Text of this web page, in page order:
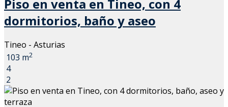
Piso en venta en Tineo, con 4
dormitorios, baño y aseo
Tineo - Asturias
103 m2
4
2